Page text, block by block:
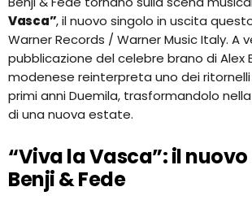
Vasca”, il nuovo singolo in uscita
Warner Records / Warner Music Italy. A
pubblicazione del celebre brano di Alex
modenese reinterpreta uno dei
primi anni Duemila, trasformandolo
di una nuova estate.
“Viva la Vasca”: il
Benji & Fede